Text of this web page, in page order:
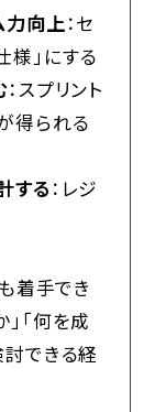
力向上：セ
様」にする
：スプリント
得られる
する ：レジ
着手でき
「何を成
討できる経